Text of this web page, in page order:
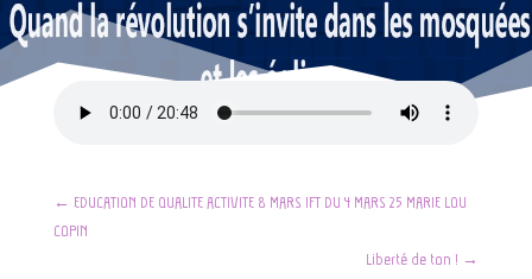
← EDUCATION DE QUALITE ACTIVITE 8 MARS IFT DU 4 MARS 25 MARIE LOU
COPIN
Liberté de ton ! →